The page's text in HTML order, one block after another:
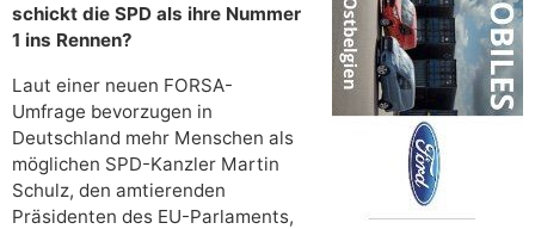
schickt die SPD als ihre Nummer
1 ins Rennen?
Laut einer neuen FORSA-
Umfrage bevorzugen in
Deutschland mehr Menschen als
möglichen SPD-Kanzler Martin
Schulz, den amtierenden
Präsidenten des EU-Parlaments,